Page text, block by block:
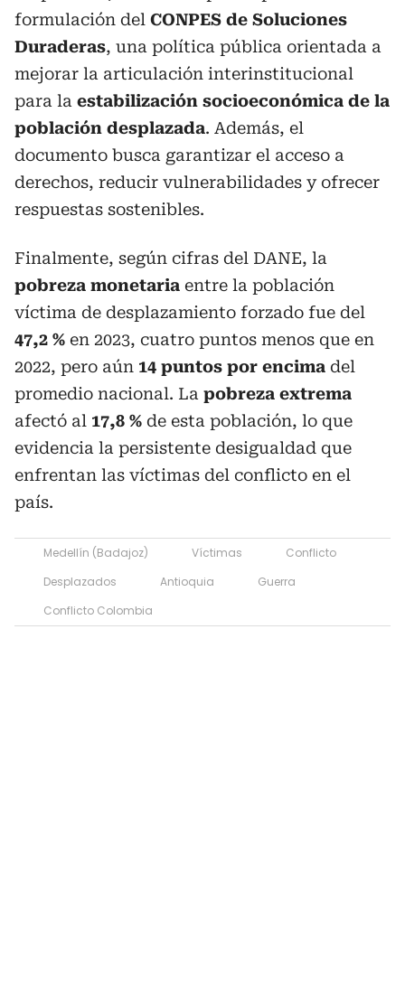
formulación del CONPES de Soluciones
Duraderas, una política pública orientada a
mejorar la articulación interinstitucional
para la estabilización socioeconómica de la
población desplazada. Además, el
documento busca garantizar el acceso a
derechos, reducir vulnerabilidades y ofrecer
respuestas sostenibles.
Finalmente, según cifras del DANE, la
pobreza monetaria entre la población
víctima de desplazamiento forzado fue del
47,2 % en 2023, cuatro puntos menos que en
2022, pero aún 14 puntos por encima del
promedio nacional. La pobreza extrema
afectó al 17,8 % de esta población, lo que
evidencia la persistente desigualdad que
enfrentan las víctimas del conflicto en el
país.
Medellín (Badajoz) Víctimas
Conflicto
Desplazados
Antioquia
Guerra
Conflicto Colombia